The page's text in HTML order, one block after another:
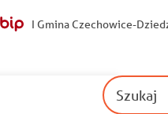
I Gmina Czechowice-
Szukaj